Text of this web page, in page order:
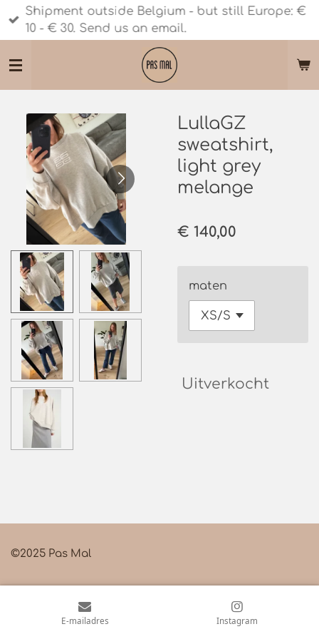
Ga
direct
de
Shipment outside Belgium - but still Europe: €
10 - € 30. Send us an email.
LullaGZ
sweatshirt,
light grey
melange
€ 140,00
maten
Uitverkocht
©2025 Pas Mal
E-mailadres Instagram